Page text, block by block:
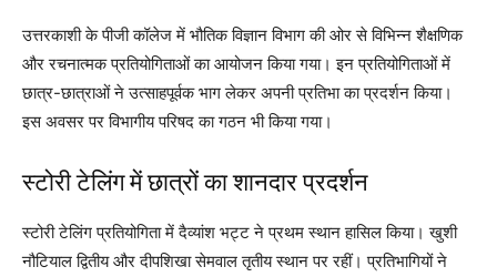
उत्तरकाशी के पीजी कॉलेज में भौतिक विज्ञान विभाग की ओर से विभिन्न शैक्षणिक
और रचनात्मक प्रतियोगिताओं का आयोजन किया गया। इन प्रतियोगिताओं में
छात्र-छात्राओं ने उत्साहपूर्वक भाग लेकर अपनी प्रतिभा का प्रदर्शन किया।
इस अवसर पर विभागीय परिषद का गठन भी किया गया।
स्टोरी टेलिंग में छात्रों का शानदार प्रदर्शन
स्टोरी टेलिंग प्रतियोगिता में दैव्यांश भट्ट ने प्रथम स्थान हासिल किया। खुशी
नौटियाल द्वितीय और दीपशिखा सेमवाल तृतीय स्थान पर रहीं। प्रतिभागियों ने